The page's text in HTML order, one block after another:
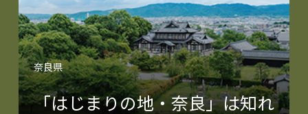
奈良県
「はじまりの地・奈良」は知れ